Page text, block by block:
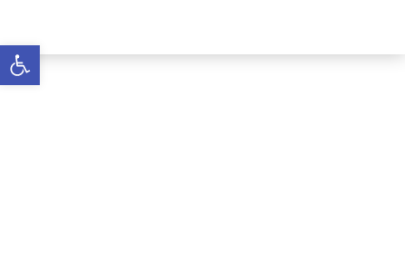
פתח